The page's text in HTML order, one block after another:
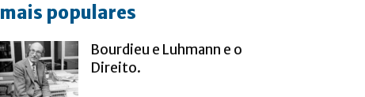
mais populares
Bourdieu e Luhmann e o
Direito.